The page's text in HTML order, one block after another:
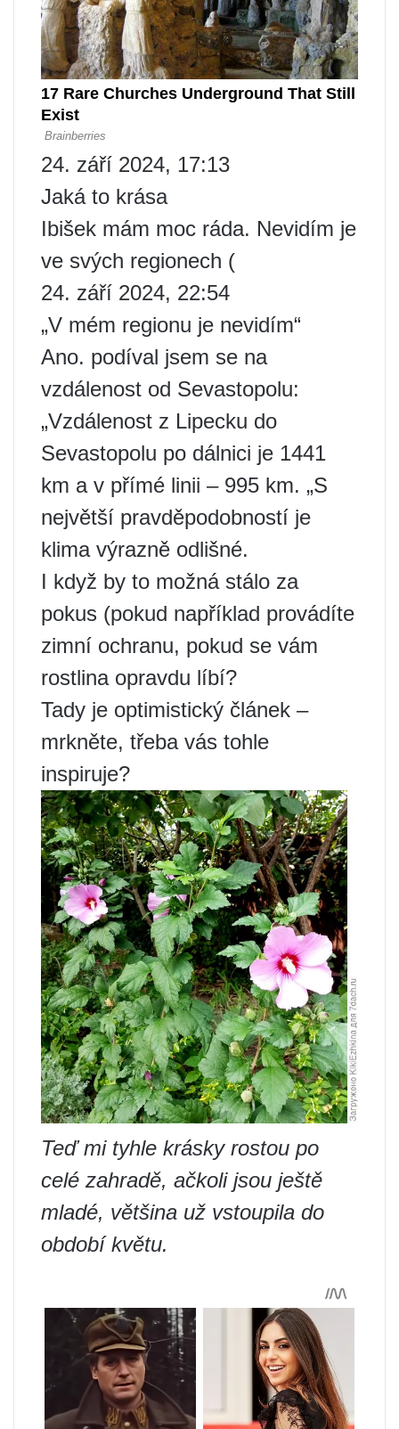
24. září 2024, 17:13
Jaká to krása
Ibišek mám moc ráda. Nevidím je
ve svých regionech (
24. září 2024, 22:54
„V mém regionu je nevidím“
Ano. podíval jsem se na
vzdálenost od Sevastopolu:
„Vzdálenost z Lipecku do
Sevastopolu po dálnici je 1441
km a v přímé linii – 995 km. „S
největší pravděpodobností je
klima výrazně odlišné.
I když by to možná stálo za
pokus (pokud například provádíte
zimní ochranu, pokud se vám
rostlina opravdu líbí?
Tady je optimistický článek –
mrkněte, třeba vás tohle
inspiruje?
Teď mi tyhle krásky rostou po
celé zahradě, ačkoli jsou ještě
mladé, většina už vstoupila do
období květu.